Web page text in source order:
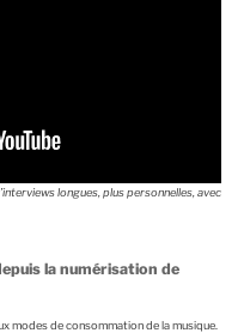
longues, plus personnelles, avec
la numérisation de
modes de consommation de la musique.